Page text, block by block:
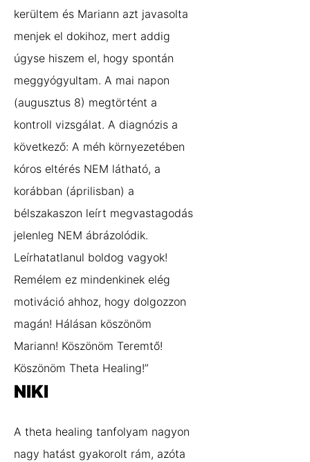
kerültem és Mariann azt javasolta
menjek el dokihoz, mert addig
úgyse hiszem el, hogy spontán
meggyógyultam. A mai napon
(augusztus 8) megtörtént a
kontroll vizsgálat. A diagnózis a
következő: A méh környezetében
kóros eltérés NEM látható, a
korábban (áprilisban) a
bélszakaszon leírt megvastagodás
jelenleg NEM ábrázolódik.
Leírhatatlanul boldog vagyok!
Remélem ez mindenkinek elég
motiváció ahhoz, hogy dolgozzon
magán! Hálásan köszönöm
Mariann! Köszönöm Teremtő!
Köszönöm Theta Healing!”
NIKI
A theta healing tanfolyam nagyon
nagy hatást gyakorolt rám, azóta